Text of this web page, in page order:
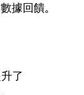
據回饋。
了
。